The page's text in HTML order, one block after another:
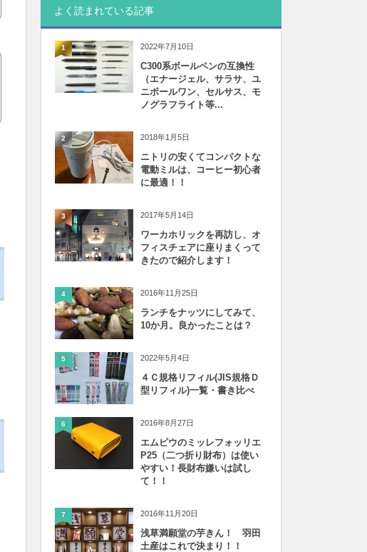
よく読まれている記事
1 2022年7月10日
C300系ボールペンの互換性
（エナージェル、サラサ、ユ
ニボールワン、セルサス、モ
ノグラフライト等...
2 2018年1月5日
ニトリの安くてコンパクトな
電動ミルは、コーヒー初心者
に最適！！
3 2017年5月14日
ワーカホリックを再訪し、オ
フィスチェアに座りまくって
きたので紹介します！
4 2016年11月25日
ランチをナッツにしてみて、
10か月。良かったことは？
5 2022年5月4日
４Ｃ規格リフィル(JIS規格Ｄ
型リフィル)一覧・書き比べ
6 2016年8月27日
エムピウのミッレフォッリエ
P25（二つ折り財布）は使い
やすい！長財布嫌いは試し
て！！
7 2016年11月20日
浅草満願堂の芋きん！ 羽田
土産はこれで決まり！！